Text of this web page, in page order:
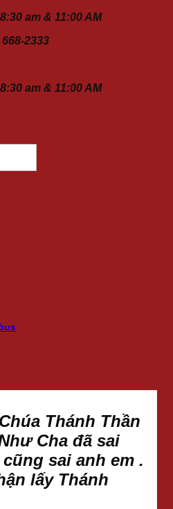
am & 11:00 AM
2333
am & 11:00 AM
Thánh Thần
Cha đã sai
sai anh em .
lấy Thánh